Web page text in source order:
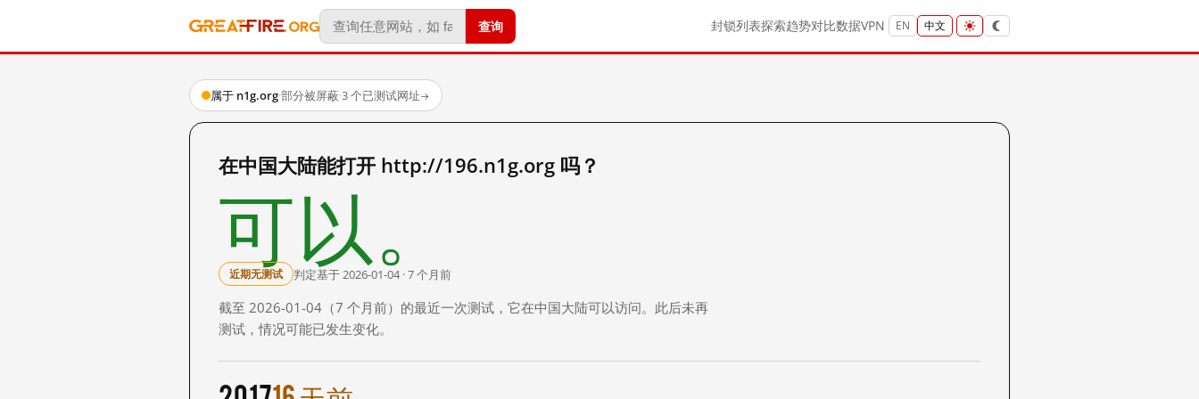
查询 封锁列表探索趋势对比数据VPN EN 中文
属于 n1g.org·部分被屏蔽·3 个已测试网址→
在中国大陆能打开 http://196.n1g.org 吗？
可以。
近期无测试 判定基于 2026-01-04 · 7 个月前
截至 2026-01-04（7 个月前）的最近一次测试，它在中国大陆可以访问。此后未再
测试，情况可能已发生变化。